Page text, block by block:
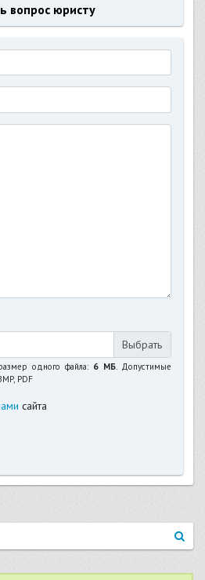
вопрос юристу
одного файла: 6 МБ. Допустимые
PDF
сайта